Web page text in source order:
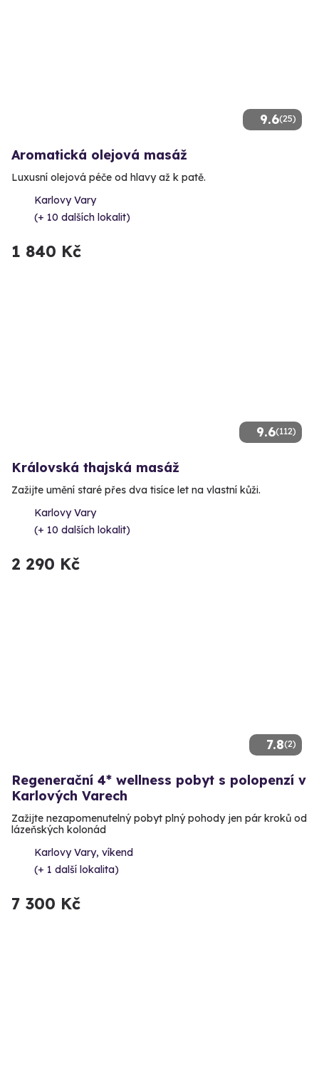
9.6(25)
Aromatická olejová masáž
Luxusní olejová péče od hlavy až k patě.
Karlovy Vary
(+ 10 dalších lokalit)
1 840 Kč
9.6(112)
Královská thajská masáž
Zažijte umění staré přes dva tisíce let na vlastní kůži.
Karlovy Vary
(+ 10 dalších lokalit)
2 290 Kč
7.8(2)
Regenerační 4* wellness pobyt s polopenzí v
Karlových Varech
Zažijte nezapomenutelný pobyt plný pohody jen pár kroků od
lázeňských kolonád
Karlovy Vary, víkend
(+ 1 další lokalita)
7 300 Kč